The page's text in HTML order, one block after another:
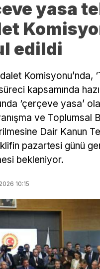
yasa
edildi
Komisyonu’nda,
kapsamında
‘çerçeve yasa’
ve Toplumsal
Dair Kanun
pazartesi günü
bekleniyor.
10:15